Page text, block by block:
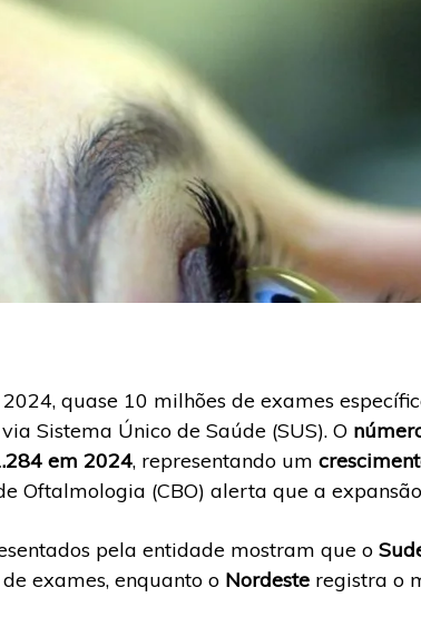
quase 10 milhões de exames
Sistema Único de Saúde (SUS). O
em 2024, representando um
Oftalmologia (CBO) alerta que a
pela entidade mostram que o
exames, enquanto o Nordeste registra o